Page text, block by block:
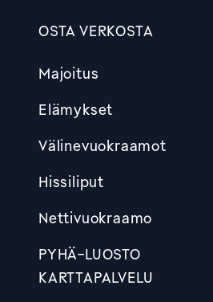
OSTA VERKOSTA
Majoitus
Elämykset
Välinevuokraamot
Hissiliput
Nettivuokraamo
PYHÄ-LUOSTO
KARTTAPALVELU